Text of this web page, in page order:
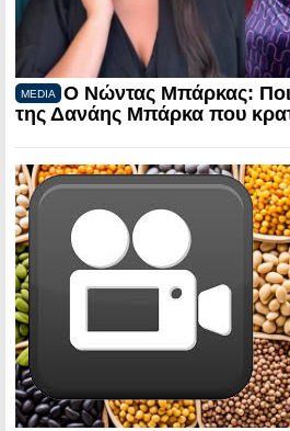
MEDIA
Ο Νώντας Μπάρκας:
της Δανάης Μπάρκα που